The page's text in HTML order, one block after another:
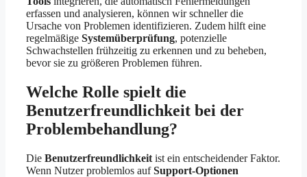
erfassen und analysieren, können wir schneller die
Ursache von Problemen identifizieren. Zudem hilft eine
regelmäßige Systemüberprüfung, potenzielle
Schwachstellen frühzeitig zu erkennen und zu beheben,
bevor sie zu größeren Problemen führen.
Welche Rolle spielt die
Benutzerfreundlichkeit bei der
Problembehandlung?
Die Benutzerfreundlichkeit ist ein entscheidender Faktor.
Wenn Nutzer problemlos aufSupport-Optionen